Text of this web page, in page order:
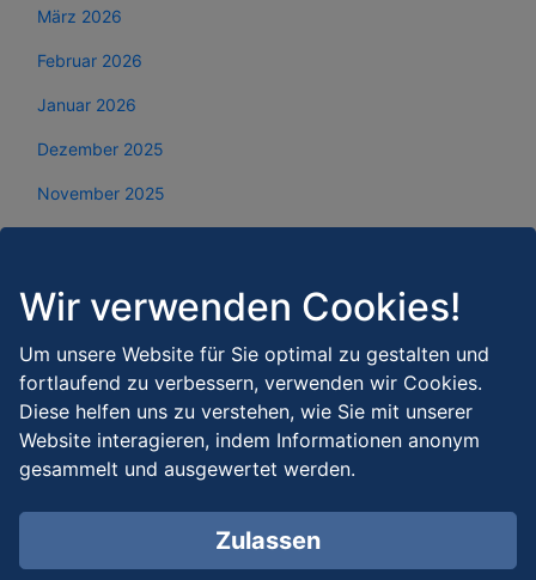
März 2026
Februar 2026
Januar 2026
Dezember 2025
November 2025
August 2025
Juli 2025
Juni 2025
Mai 2025
Wir verwenden Cookies!
Um unsere Website für Sie optimal zu gestalten und
fortlaufend zu verbessern, verwenden wir Cookies.
Diese helfen uns zu verstehen, wie Sie mit unserer
Website interagieren, indem Informationen anonym
gesammelt und ausgewertet werden.
Zulassen